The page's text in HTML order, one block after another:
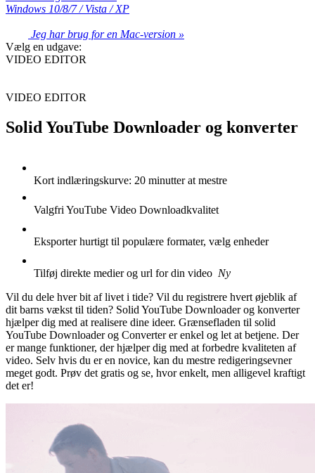
Windows 10/8/7 / Vista / XP
Jeg har brug for en Mac-version »
Vælg en udgave:
VIDEO EDITOR
VIDEO EDITOR
Solid YouTube Downloader og konverter
Kort indlæringskurve: 20 minutter at mestre
Valgfri YouTube Video Downloadkvalitet
Eksporter hurtigt til populære formater, vælg enheder
Tilføj direkte medier og url for din video Ny
Vil du dele hver bit af livet i tide? Vil du registrere hvert øjeblik af
dit barns vækst til tiden? Solid YouTube Downloader og konverter
hjælper dig med at realisere dine ideer. Grænsefladen til solid
YouTube Downloader og Converter er enkel og let at betjene. Der
er mange funktioner, der hjælper dig med at forbedre kvaliteten af
video. Selv hvis du er en novice, kan du mestre redigeringsevner
meget godt. Prøv det gratis og se, hvor enkelt, men alligevel kraftigt
det er!